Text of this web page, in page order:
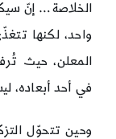
الخلاصة… إنّ
واحد، لكنها
المعلن، حيث
في أحد أبعاده،
وحين تتحوّل